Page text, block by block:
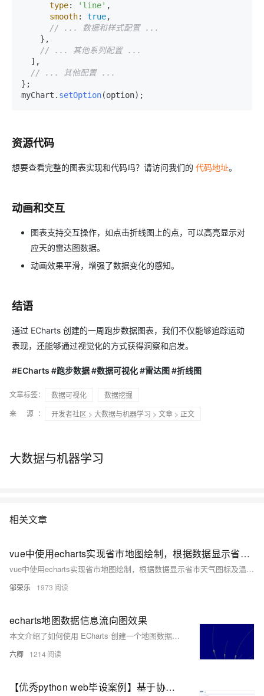
type: 'line' ,
smooth: true,
// ... 数据和样式配置 ...
// ... 其他系列配置 ...
// ... 其他配置 ...
};
myChart. setOption
资源代码
想要查看完整的图表实现和代码吗？请访问我们的 代码地址。
动画和交互
图表支持交互操作，如点击折线图上的点，可以高亮显示对
应天的雷达图数据。
动画效果平滑，增强了数据变化的感知。
结语
通过 ECharts 创建的一周跑步数据图表，我们不仅能够追踪运动
表现，还能够通过视觉化的方式获得洞察和启发。
#ECharts #跑步数据 #数据可视化 #雷达图 #折线图
文章标签： 数据可视化
数据挖掘
来 源：
开发者社区 > 大数据与机器学习 > 文章 > 正文
大数据与机器学习
相关文章
vue中使用echarts实现省市地图绘制，根据数据显示省市天气图标及温度信息
vue中使用echarts实现省市地图绘制，根据数据显示省市天气图标及温度信息
邹荣乐 1973
echarts地图数据信息流向图效果
本文介绍了如何使用 ECharts 创建一个地图数据信息流向图效果，包括设置地理坐标、线条动画和流向图的实现方法，并通过 Vue.js 封装了一个可重用的 ECharts 地图组件。
六卿 1214
【优秀python web毕设案例】基于协同过滤算法的酒店推荐系统，django框架+bootstrap前端+echarts可视化，有后台有爬虫